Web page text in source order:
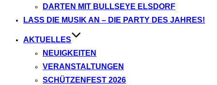
DARTEN MIT BULLSEYE ELSDORF
LASS DIE MUSIK AN – DIE PARTY DES JAHRES!
AKTUELLES
NEUIGKEITEN
VERANSTALTUNGEN
SCHÜTZENFEST 2026